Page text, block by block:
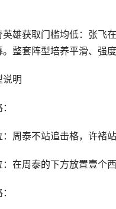
获取门槛均低：张飞在
整套阵型培养平滑、强
明
泰不站追击格，许褚站
周泰的下方放置壹个西